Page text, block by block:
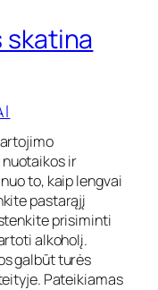
skatina
ir
to, kaip lengvai
pastarąjį
prisiminti
alkoholį.
galbūt turės
Pateikiamas